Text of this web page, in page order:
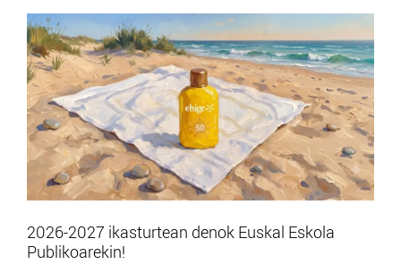
2026-2027 ikasturtean denok Euskal Eskola
Publikoarekin!